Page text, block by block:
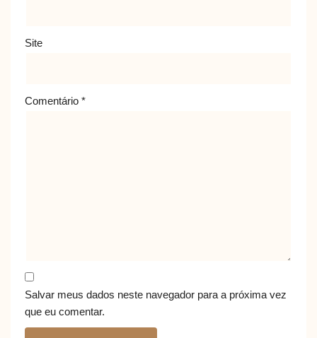
Site
Comentário *
Salvar meus dados neste navegador para a próxima vez
que eu comentar.